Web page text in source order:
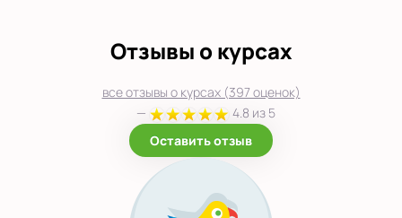
Отзывы о курсах
все отзывы о курсах (397 оценок)
—
4.8 из 5
Оставить отзыв